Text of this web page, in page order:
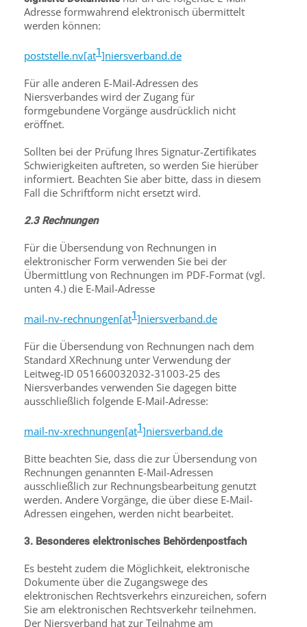
Adresse formwahrend elektronisch übermittelt
werden können:
poststelle.nv[at1]niersverband.de
Für alle anderen E-Mail-Adressen des
Niersverbandes wird der Zugang für
formgebundene Vorgänge ausdrücklich nicht
eröffnet.
Sollten bei der Prüfung Ihres Signatur-Zertifikates
Schwierigkeiten auftreten, so werden Sie hierüber
informiert. Beachten Sie aber bitte, dass in diesem
Fall die Schriftform nicht ersetzt wird.
2.3 Rechnungen
Für die Übersendung von Rechnungen in
elektronischer Form verwenden Sie bei der
Übermittlung von Rechnungen im PDF-Format (vgl.
unten 4.) die E-Mail-Adresse
mail-nv-rechnungen[at1]niersverband.de
Für die Übersendung von Rechnungen nach dem
Standard XRechnung unter Verwendung der
Leitweg-ID 051660032032-31003-25 des
Niersverbandes verwenden Sie dagegen bitte
ausschließlich folgende E-Mail-Adresse:
mail-nv-xrechnungen[at1]niersverband.de
Bitte beachten Sie, dass die zur Übersendung von
Rechnungen genannten E-Mail-Adressen
ausschließlich zur Rechnungsbearbeitung genutzt
werden. Andere Vorgänge, die über diese E-Mail-
Adressen eingehen, werden nicht bearbeitet.
3. Besonderes elektronisches Behördenpostfach
Es besteht zudem die Möglichkeit, elektronische
Dokumente über die Zugangswege des
elektronischen Rechtsverkehrs einzureichen, sofern
Sie am elektronischen Rechtsverkehr teilnehmen.
Der Niersverband hat zur Teilnahme am